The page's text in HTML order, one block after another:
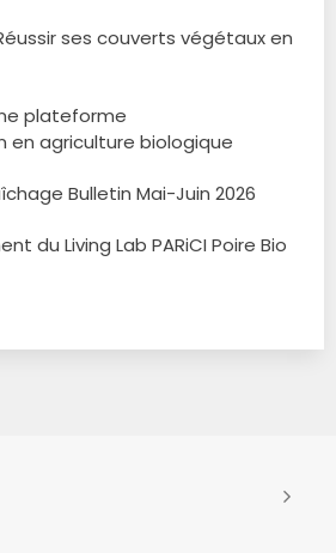
plateforme
en agriculture biologique
Bulletin Mai-Juin 2026
du Living Lab PARiCI Poire Bio